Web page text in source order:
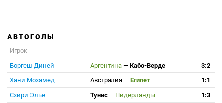
АВТОГОЛЫ
Игрок
Боргеш Диней
Аргентина — Кабо-Верде
3:2
Хани Мохамед
Австралия — Египет
1:1
Схири Элье
Тунис — Нидерланды
1:3